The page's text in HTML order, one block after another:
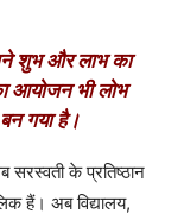
शुभ और लाभ का
आयोजन भी लोभ
गया है।
के प्रतिष्ठान
हैं। अब विद्यालय,